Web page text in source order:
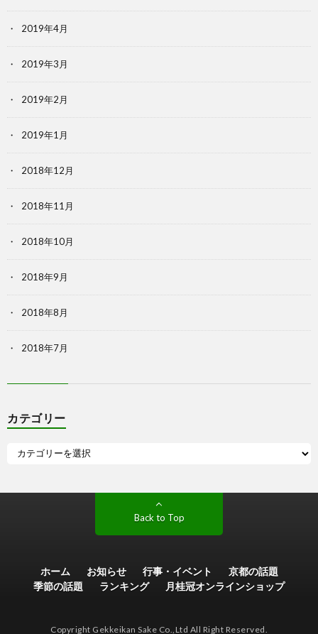
2019年4月
2019年3月
2019年2月
2019年1月
2018年12月
2018年11月
2018年10月
2018年9月
2018年8月
2018年7月
カテゴリー
Back to Top
ホーム お知らせ 行事・イベント
京都の話題
季節の話題
ランキング 月桂冠オンラインショップ
Copyright Gekkeikan Sake Co.,Ltd All Right Reserved.